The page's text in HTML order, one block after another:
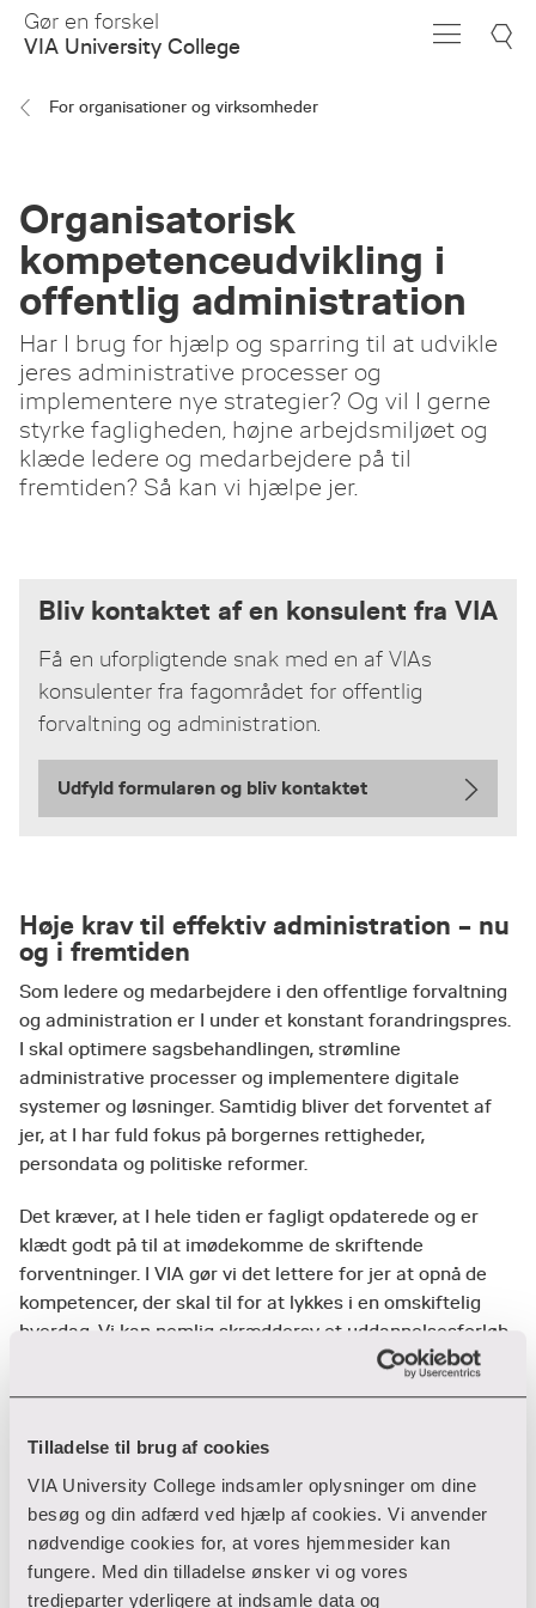
Tilladelse til brug af cookies
VIA University College indsamler oplysninger om dine
besøg og din adfærd ved hjælp af cookies. Vi anvender
nødvendige cookies for, at vores hjemmesider kan
fungere. Med din tilladelse ønsker vi og vores
tredjeparter yderligere at indsamle data og
Skip
Main
Gør en forskel
VIA University College
For organisationer og virksomheder
Organisatorisk
kompetenceudvikling i
offentlig administration
Har I brug for hjælp og sparring til at udvikle
jeres administrative processer og
implementere nye strategier? Og vil I gerne
styrke fagligheden, højne arbejdsmiljøet og
klæde ledere og medarbejdere på til
fremtiden? Så kan vi hjælpe jer.
Bliv kontaktet af en konsulent fra VIA
Få en uforpligtende snak med en af VIAs
konsulenter fra fagområdet for offentlig
forvaltning og administration.
Udfyld formularen og bliv kontaktet
Høje krav til effektiv administration – nu
og i fremtiden
Som ledere og medarbejdere i den offentlige forvaltning
og administration er I under et konstant forandringspres.
I skal optimere sagsbehandlingen, strømline
administrative processer og implementere digitale
systemer og løsninger. Samtidig bliver det forventet af
jer, at I har fuld fokus på borgernes rettigheder,
persondata og politiske reformer.
Det kræver, at I hele tiden er fagligt opdaterede og er
klædt godt på til at imødekomme de skriftende
forventninger. I VIA gør vi det lettere for jer at opnå de
kompetencer, der skal til for at lykkes i en omskiftelig
hverdag. Vi kan nemlig skræddersy et uddannelsesforløb
Planlægning, ledelse og styring af projekter i det
offentlige
Samarbejde, udvikling og forandringer på tværs